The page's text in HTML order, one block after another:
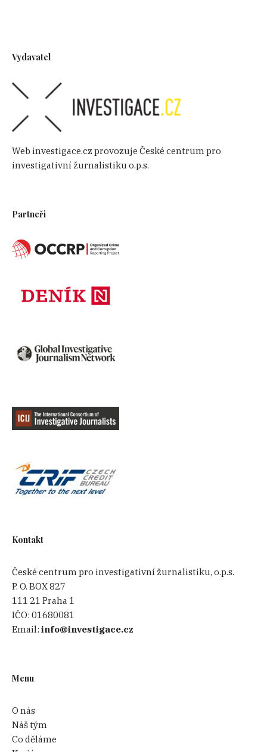
Vydavatel
Web investigace.cz provozuje České centrum pro
investigativní žurnalistiku o.p.s.
Partneři
Kontakt
České centrum pro investigativní žurnalistiku, o.p.s.
P. O. BOX 827
111 21 Praha 1
IČO:01680081
Email:info@investigace.cz
Menu
O nás
Náš tým
Co děláme